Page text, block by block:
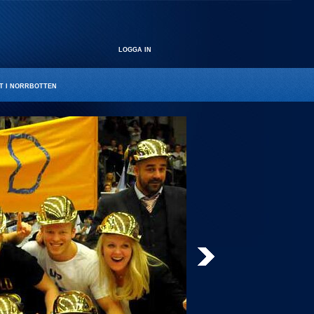
I NORRBOTTEN
LOGGA IN